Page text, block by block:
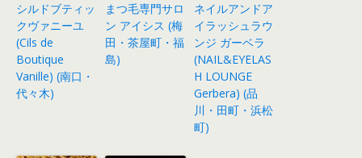
シルドブティッ
クヴァニーユ
(Cils de
Boutique
Vanille) (南口・
代々木)
まつ毛専門サロ
ン アイシス (梅
田・茶屋町・福
島)
ネイルアンドア
イラッシュラウ
ンジ ガーベラ
(NAIL&EYELAS
H LOUNGE
Gerbera) (品
川・田町・浜松
町)